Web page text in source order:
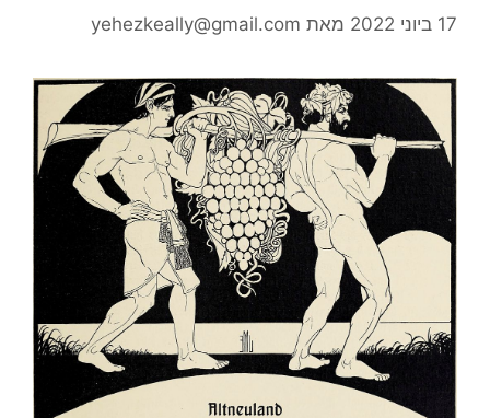
17 ביוני 2022 מאת yehezkeally@gmail.com